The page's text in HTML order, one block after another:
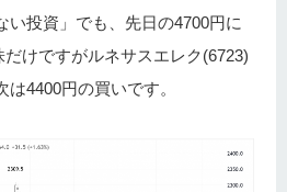
投資」でも、先日の4700円に
けですがルネサスエレク(6723)
4400円の買いです。